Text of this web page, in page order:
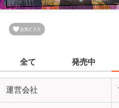
全て 発売中
運営会社